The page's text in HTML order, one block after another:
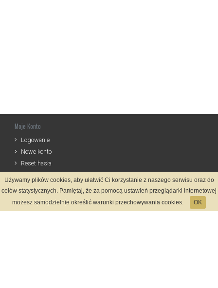
Moje Konto
Logowanie
Nowe konto
Reset hasła
Informacje
Zasady Rejestracji
Używamy plików cookies, aby ułatwić Ci korzystanie z naszego serwisu oraz do
celów statystycznych. Pamiętaj, że za pomocą ustawień przeglądarki internetowej
możesz samodzielnie określić warunki przechowywania cookies.
OK